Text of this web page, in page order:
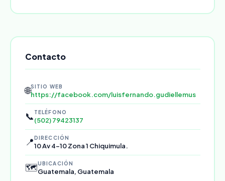
Contacto
🌐SITIO WEB
https://facebook.com/luisfernando.gudiellemus
📞 TELÉFONO
(502) 79423137
📍DIRECCIÓN
10 Av 4-10 Zona 1 Chiquimula.
🗺️UBICACIÓN
Guatemala, Guatemala